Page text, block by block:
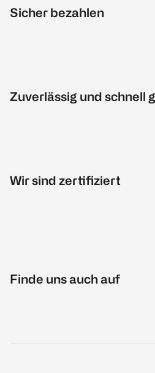
Sicher bezahlen
Zuverlässig und schnell
Wir sind zertifiziert
Finde uns auch auf